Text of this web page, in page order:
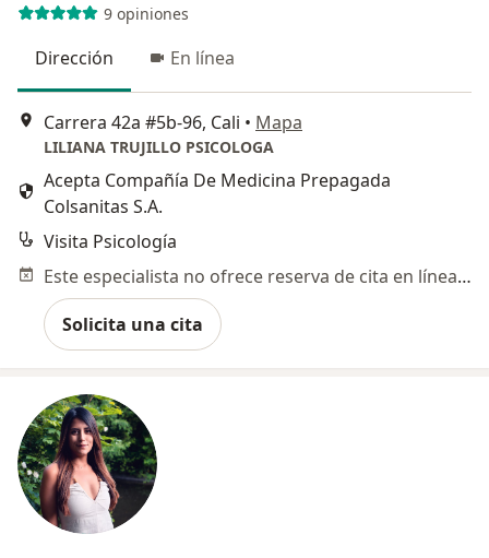
9 opiniones
Dirección En línea
Carrera 42a #5b-96, Cali • Mapa
LILIANA TRUJILLO PSICOLOGA
Acepta Compañía De Medicina Prepagada
Colsanitas S.A.
Visita Psicología
Este especialista no ofrece reserva de cita en línea en esta dirección.
Solicita una cita